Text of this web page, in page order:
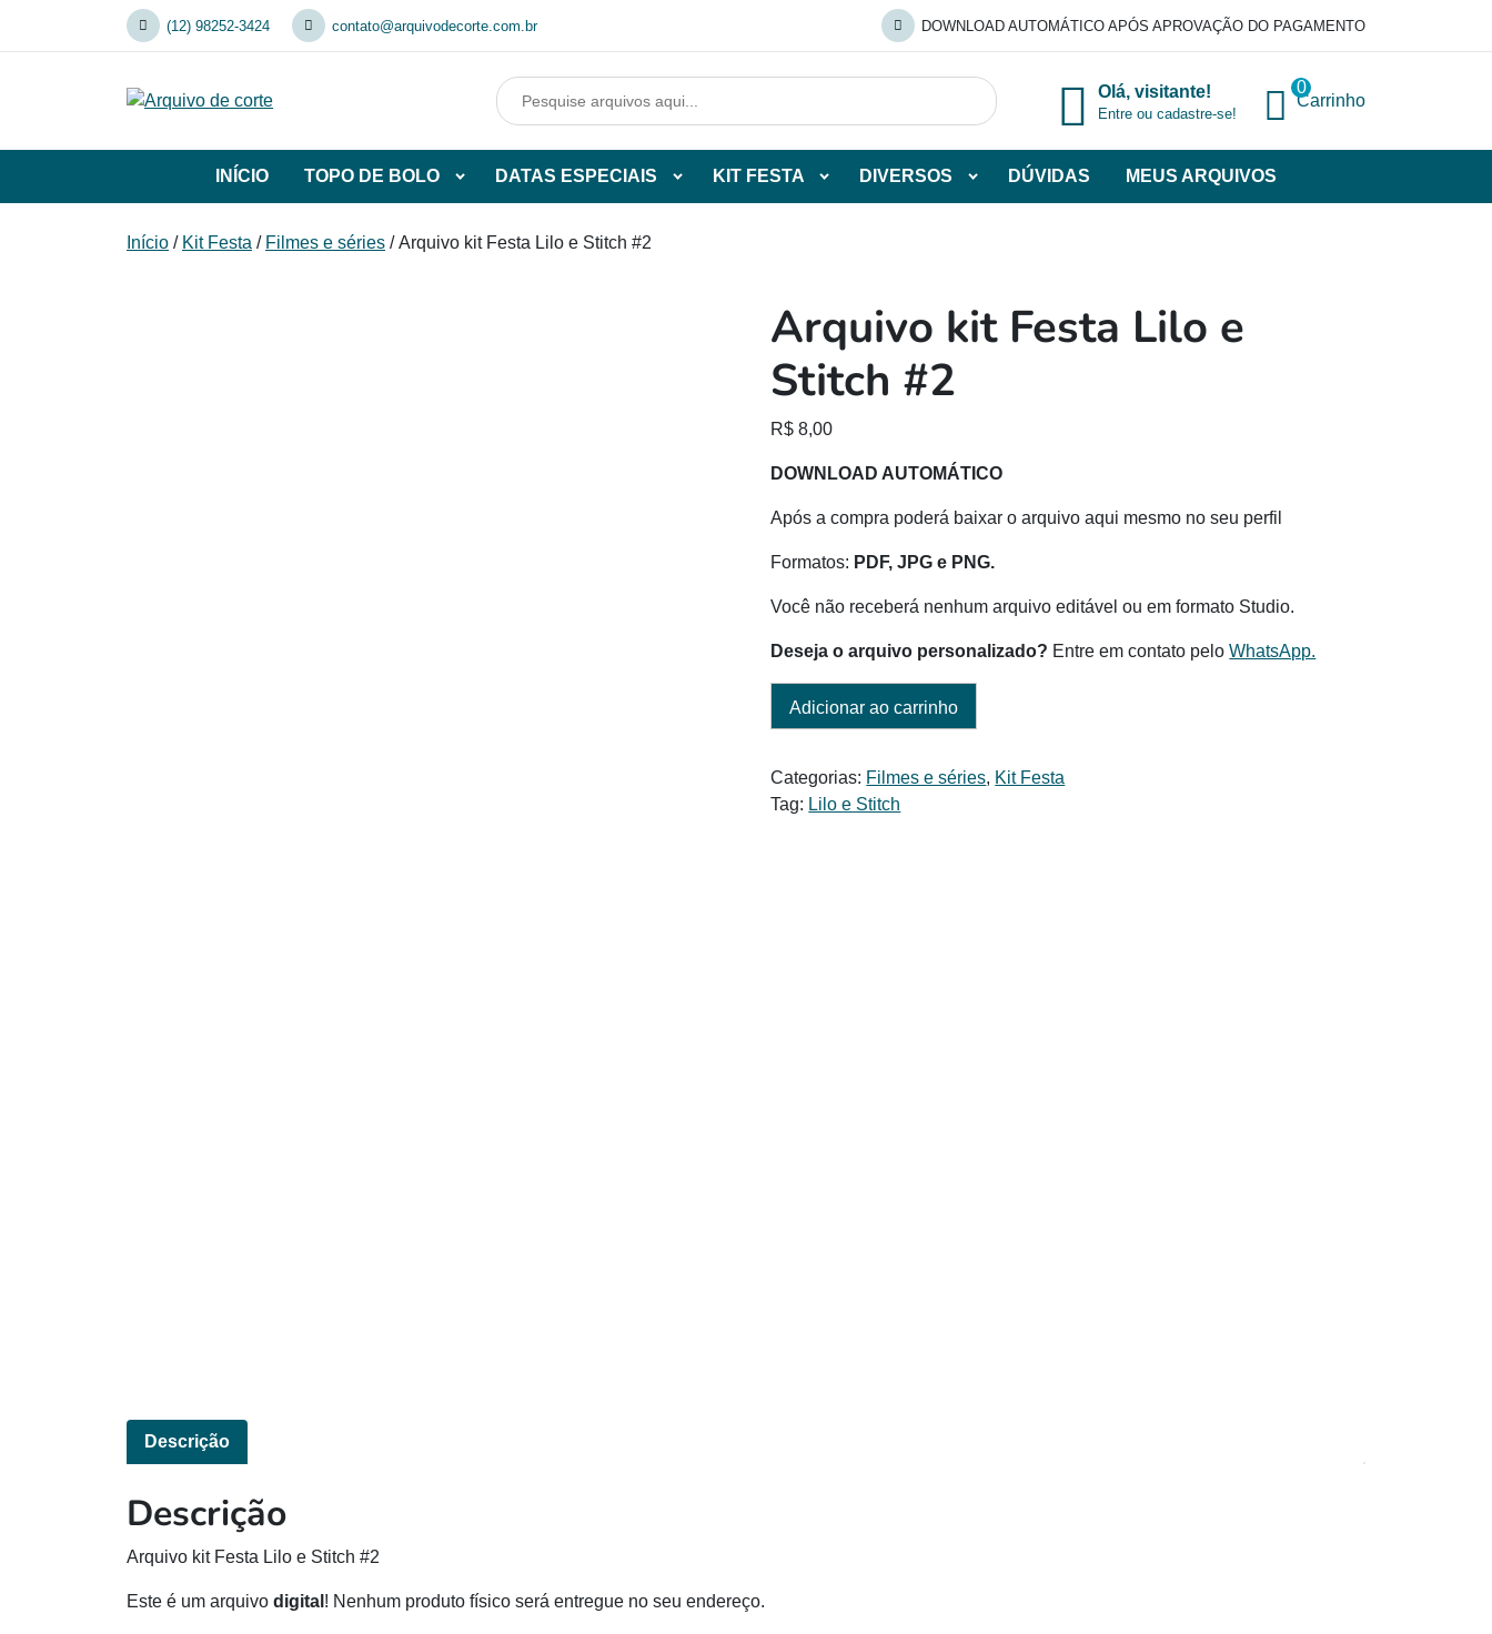
(12) 98252-3424 contato@arquivodecorte.com.br DOWNLOAD AUTOMÁTICO APÓS APROVAÇÃO DO PAGAMENTO
Olá, visitante!
Entre ou cadastre-se!
0
Carrinho
INÍCIO TOPO DE BOLO
de
DATAS ESPECIAIS KIT FESTA DIVERSOS DÚVIDAS MEUS ARQUIVOS
Início / Kit Festa / Filmes e séries / Arquivo kit Festa Lilo e Stitch #2
Arquivo kit Festa Lilo e
Stitch #2
R$ 8,00
DOWNLOAD AUTOMÁTICO
Após a compra poderá baixar o arquivo aqui mesmo no seu perfil
Formatos: PDF, JPG e PNG.
Você não receberá nenhum arquivo editável ou em formato Studio.
Deseja o arquivo personalizado? Entre em contato peloWhatsApp.
Adicionar ao carrinho
Categorias: Filmes e séries, Kit Festa
Tag: Lilo e Stitch
Descrição
Descrição
Arquivo kit Festa Lilo e Stitch #2
Este é um arquivo digital ! Nenhum produto físico será entregue no seu endereço.